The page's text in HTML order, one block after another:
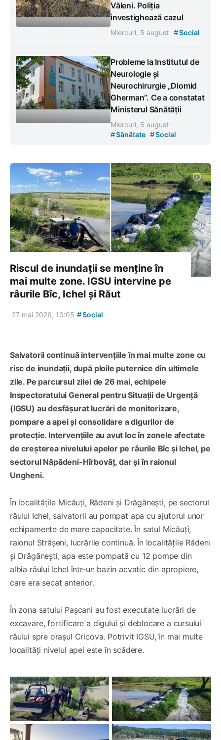
Văleni. Poliția
investighează cazul
Miercuri, 5 august #Social
Probleme la Institutul de
Neurologie și
Neurochirurgie „Diomid
Gherman”. Ce a constatat
Ministerul Sănătății
Miercuri, 5 august
#Sănătate #Social
Riscul de inundații se menține în
mai multe zone. IGSU intervine pe
râurile Bîc, Ichel și Răut
27 mai 2026, 10:05 #Social
Salvatorii continuă intervențiile în mai multe zone cu
risc de inundații, după ploile puternice din ultimele
zile. Pe parcursul zilei de 26 mai, echipele
Inspectoratului General pentru Situații de Urgență
(IGSU) au desfășurat lucrări de monitorizare,
pompare a apei și consolidare a digurilor de
protecție. Intervențiile au avut loc în zonele afectate
de creșterea nivelului apelor pe râurile Bîc și Ichel, pe
sectorul Năpădeni-Hîrbovăț, dar și în raionul
Ungheni.
În localitățile Micăuți, Rădeni și Drăgănești, pe sectorul
râului Ichel, salvatorii au pompat apa cu ajutorul unor
echipamente de mare capacitate. În satul Micăuți,
raionul Strășeni, lucrările continuă. În localitățile Rădeni
și Drăgănești, apa este pompată cu 12 pompe din
albia râului Ichel într-un bazin acvatic din apropiere,
care era secat anterior.
În zona satului Pașcani au fost executate lucrări de
excavare, fortificare a digului și deblocare a cursului
râului spre orașul Cricova. Potrivit IGSU, în mai multe
localități nivelul apei este în scădere.